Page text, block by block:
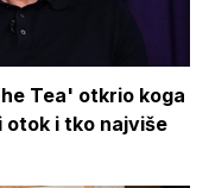
Tea' otkrio koga
otok i tko najviše